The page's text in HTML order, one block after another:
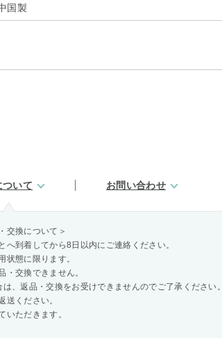
国製
ついて お問い合わせ
交換について＞
へ到着してから8日以内にご連絡ください。
状態に限ります。
・交換できません。
、返品・交換をお受けできませんのでご了承ください。
送ください。
いただきます。